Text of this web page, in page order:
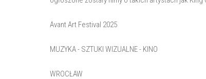
Avant Art Festival 2025
MUZYKA - SZTUKI WIZUALNE - KINO
WROCŁAW